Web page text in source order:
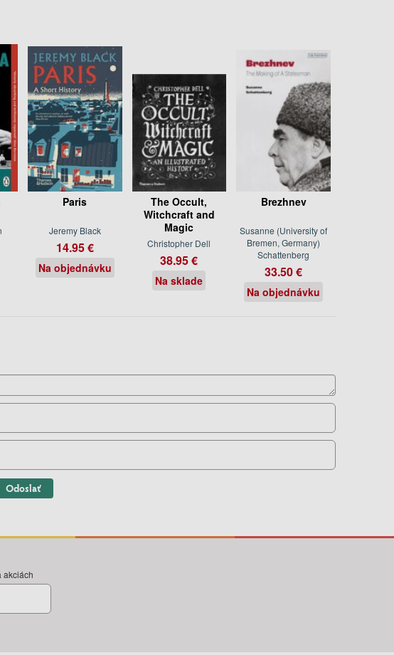
Paris
Jeremy Black
14.95 €
Na objednávku
The Occult,
Witchcraft and
Magic
Christopher Dell
38.95 €
Na sklade
Brezhnev
Susanne (University of
Bremen, Germany)
Schattenberg
33.50 €
Na objednávku
Odoslať
akciách